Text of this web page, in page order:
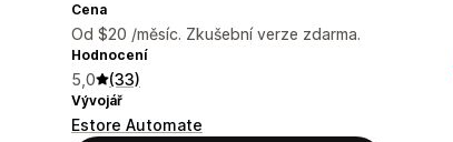
Cena
Od $20 /měsíc. Zkušební verze zdarma.
Hodnocení
5,0 (33)
Vývojář
Estore Automate